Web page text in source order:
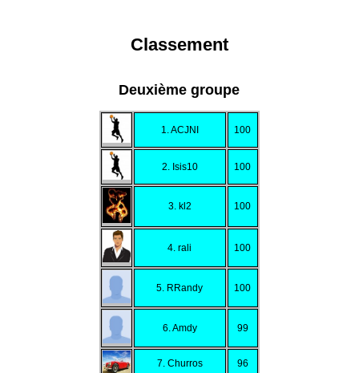
Classement
Deuxième groupe
1. ACJNI 100
2. Isis10 100
3. kl2 100
4. rali 100
5. RRandy 100
6. Amdy 99
7. Churros 96